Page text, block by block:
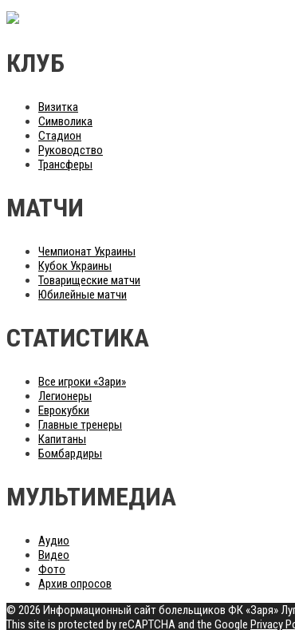
КЛУБ
Визитка
Символика
Стадион
Руководство
Трансферы
МАТЧИ
Чемпионат Украины
Кубок Украины
Товарищеские матчи
Юбилейные матчи
СТАТИСТИКА
Все игроки «Зари»
Легионеры
Еврокубки
Главные тренеры
Капитаны
Бомбардиры
МУЛЬТИМЕДИА
Аудио
Видео
Фото
Архив опросов
© 2026 Информационный сайт болельщиков ФК «Заря»
This site is protected by reCAPTCHA and the Google Privacy